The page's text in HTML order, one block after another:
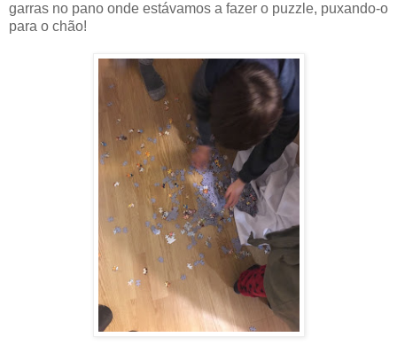
garras no pano onde estávamos a fazer o puzzle, puxando-o
para o chão!